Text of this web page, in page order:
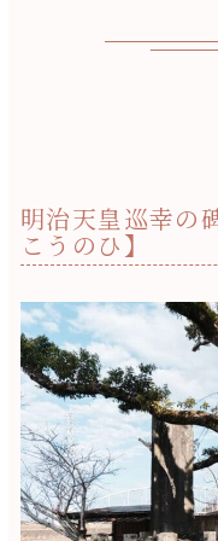
明治天皇巡幸の
こうのひ】